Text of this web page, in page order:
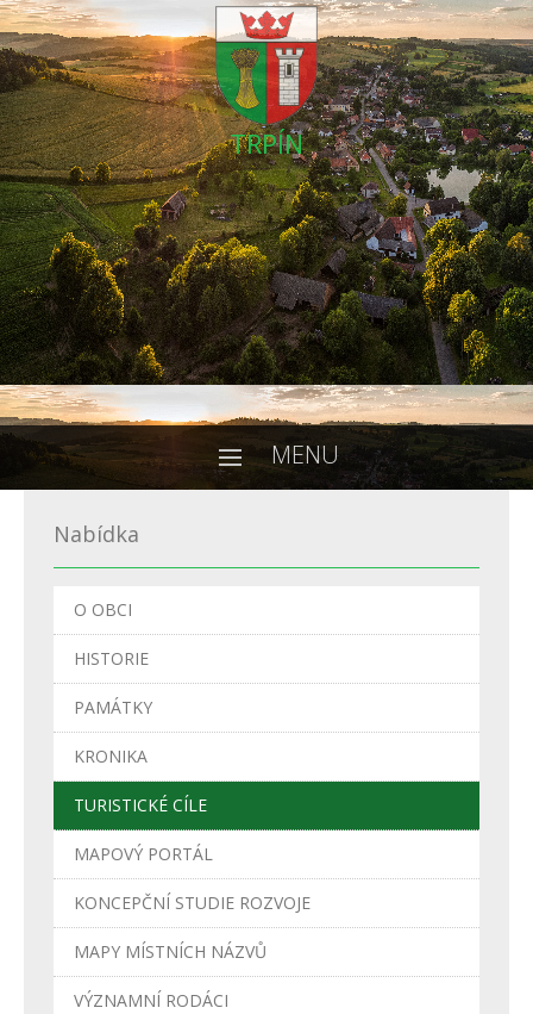
TRPÍN
MENU
Nabídka
O OBCI
HISTORIE
PAMÁTKY
KRONIKA
TURISTICKÉ CÍLE
MAPOVÝ PORTÁL
KONCEPČNÍ STUDIE ROZVOJE
MAPY MÍSTNÍCH NÁZVŮ
VÝZNAMNÍ RODÁCI